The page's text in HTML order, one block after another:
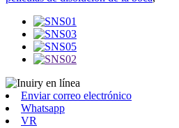
Enviar correo electrónico
Whatsapp
VR